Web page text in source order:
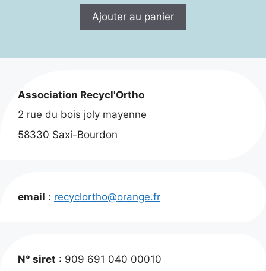
Ajouter au panier
Association Recycl'Ortho
2 rue du bois joly mayenne
58330 Saxi-Bourdon
email : recyclortho@orange.fr
N° siret : 909 691 040 00010